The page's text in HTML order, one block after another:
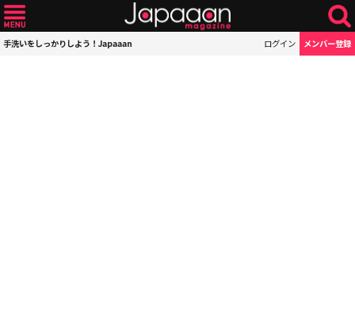
手洗いをしっかりしよう！Japaaan ログイン メンバー登録